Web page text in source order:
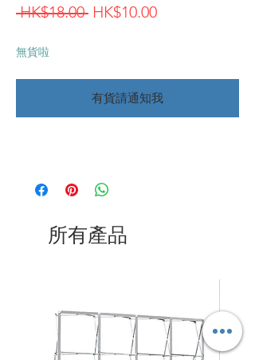
HK$18.00 一
格
HK$10.00促
格
無貨啦
有貨請通知我
所有產品